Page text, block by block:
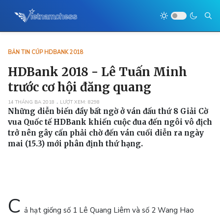
BẢN TIN CÚP HDBANK 2018
HDBank 2018 - Lê Tuấn Minh
trước cơ hội đăng quang
14 THÁNG BA 2018 LƯỢT XEM: 8298
Những diễn biến đầy bất ngờ ở ván đấu thứ 8 Giải Cờ
vua Quốc tế HDBank khiến cuộc đua đến ngôi vô địch
trở nên gây cấn phải chờ đến ván cuối diễn ra ngày
mai (15.3) mới phân định thứ hạng.
C ả hạt giống số 1 Lê Quang Liêm và số 2 Wang Hao